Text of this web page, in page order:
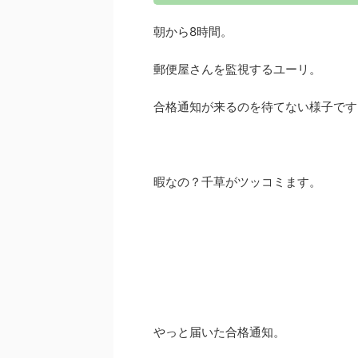
朝から8時間。
郵便屋さんを監視するユーリ。
合格通知が来るのを待てない様子で
暇なの？千草がツッコミます。
やっと届いた合格通知。